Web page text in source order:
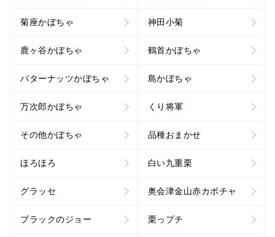
菊座かぼちゃ 神田小菊
鹿ヶ谷かぼちゃ 鶴首かぼちゃ
バターナッツかぼちゃ 島かぼちゃ
万次郎かぼちゃ くり将軍
その他かぼちゃ 品種おまかせ
ほろほろ 白い九重栗
グラッセ 奥会津金山赤カボチャ
ブラックのジョー 栗っプチ